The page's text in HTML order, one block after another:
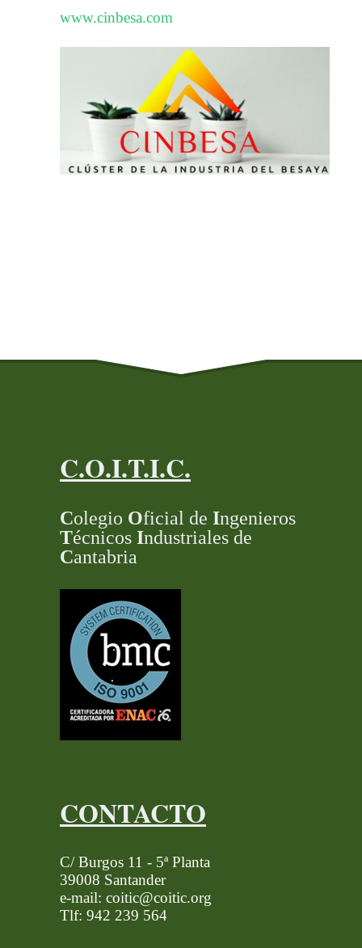
www.cinbesa.com
C.O.I.T.I.C.
Colegio Oficial de Ingenieros
Técnicos Industriales de
Cantabria
CONTACTO
C/ Burgos 11 - 5ª Planta
39008 Santander
e-mail: coitic@coitic.org
Tlf: 942 239 564